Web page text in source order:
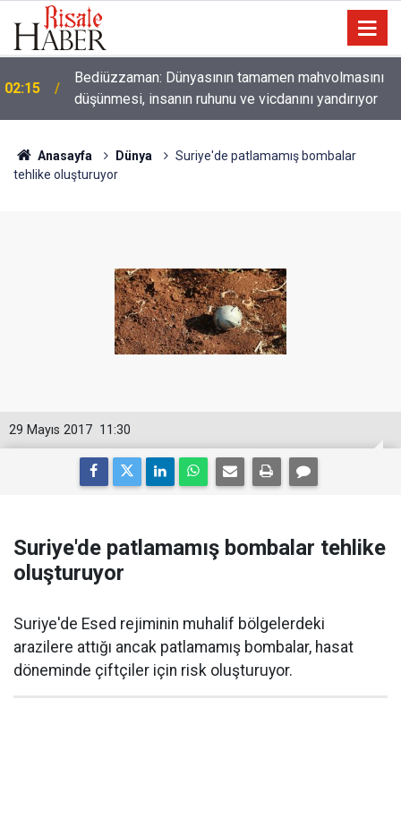
01:45 Paçalarını yerde sürünmeyecek şekilde yukarıda tut
Anasayfa Dünya
Suriye'de patlamamış bombalar
tehlike oluşturuyor
11:30
29 Mayıs 2017
Suriye'de patlamamış bombalar tehlike
oluşturuyor
Suriye'de Esed rejiminin muhalif bölgelerdeki
arazilere attığı ancak patlamamış bombalar, hasat
döneminde çiftçiler için risk oluşturuyor.